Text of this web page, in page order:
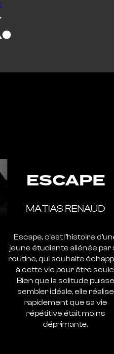
ESCAPE
MATIAS RENAUD
Escape, c’est l’histoire
jeune étudiante aliénée par
routine, qui souhaite
à cette vie pour être
Bien que la solitude puisse
sembler idéale, elle réalise
rapidement que sa vie
répétitive était moins
déprimante.